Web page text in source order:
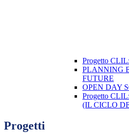
Progetto
PLANNING
FUTURE
OPEN DAY
Progetto
(IL CICLO
Progetti